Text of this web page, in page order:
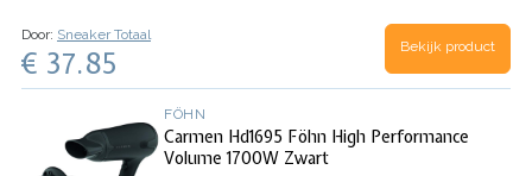
Door: Sneaker Totaal
€ 37.85 Bekijk product
FÖHN
Carmen Hd1695 Föhn High Performance
Volume 1700W Zwart